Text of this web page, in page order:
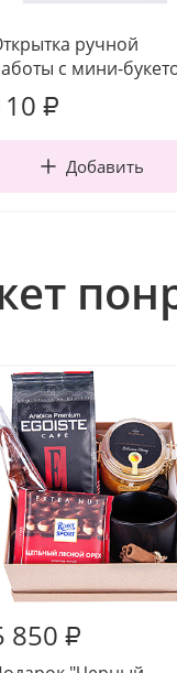
ручной
с мини-
₽
Добавить
850 ₽